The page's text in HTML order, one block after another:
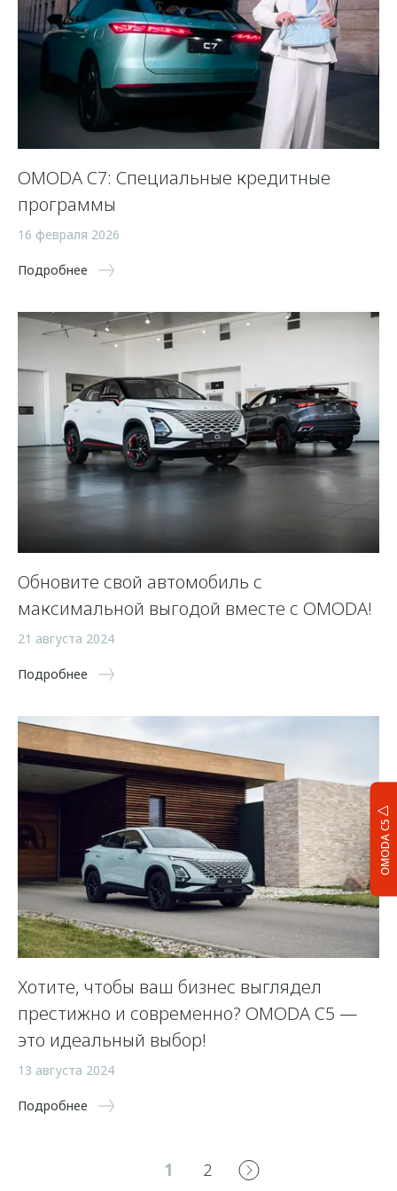
OMODA C5
OMODA C7: Специальные кредитные
программы
16 февраля 2026
Подробнее
Обновите свой автомобиль с
максимальной выгодой вместе с OMODA!
21 августа 2024
Подробнее
Хотите, чтобы ваш бизнес выглядел
престижно и современно? OMODA C5 —
это идеальный выбор!
13 августа 2024
Подробнее
1 2